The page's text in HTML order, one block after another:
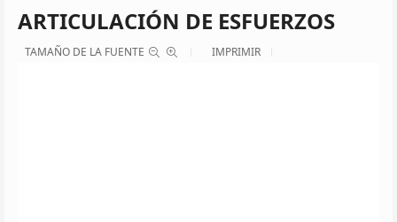
ARTICULACIÓN DE ESFUERZOS
TAMAÑO DE LA FUENTE IMPRIMIR